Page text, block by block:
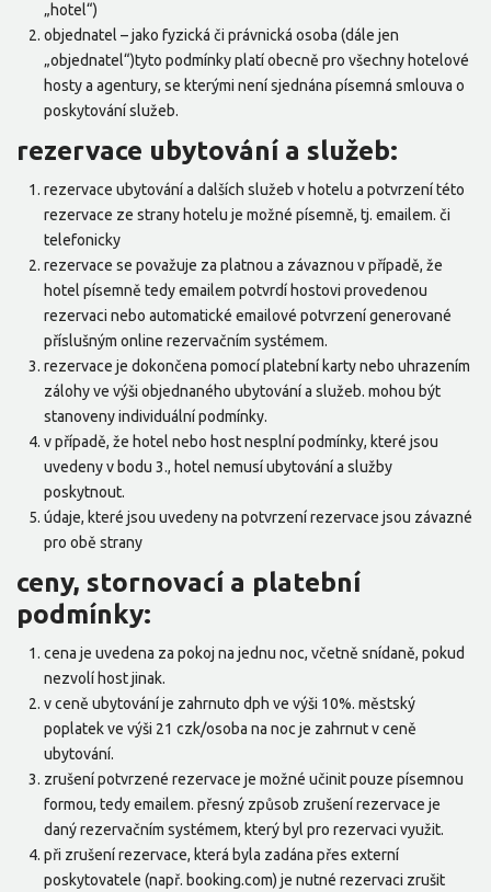
„hotel“)
objednatel – jako fyzická či právnická osoba (dále jen
„objednatel“)tyto podmínky platí obecně pro všechny hotelové
hosty a agentury, se kterými není sjednána písemná smlouva o
poskytování služeb.
rezervace ubytování a služeb:
rezervace ubytování a dalších služeb v hotelu a potvrzení této
rezervace ze strany hotelu je možné písemně, tj. emailem. či
telefonicky
rezervace se považuje za platnou a závaznou v případě, že
hotel písemně tedy emailem potvrdí hostovi provedenou
rezervaci nebo automatické emailové potvrzení generované
příslušným online rezervačním systémem.
rezervace je dokončena pomocí platební karty nebo uhrazením
zálohy ve výši objednaného ubytování a služeb. mohou být
stanoveny individuální podmínky.
v případě, že hotel nebo host nesplní podmínky, které jsou
uvedeny v bodu 3., hotel nemusí ubytování a služby
poskytnout.
údaje, které jsou uvedeny na potvrzení rezervace jsou závazné
pro obě strany
ceny, stornovací a platební
podmínky:
cena je uvedena za pokoj na jednu noc, včetně snídaně, pokud
nezvolí host jinak.
v ceně ubytování je zahrnuto dph ve výši 10%. městský
poplatek ve výši 21 czk/osoba na noc je zahrnut v ceně
ubytování.
zrušení potvrzené rezervace je možné učinit pouze písemnou
formou, tedy emailem. přesný způsob zrušení rezervace je
daný rezervačním systémem, který byl pro rezervaci využit.
při zrušení rezervace, která byla zadána přes externí
poskytovatele (např. booking.com) je nutné rezervaci zrušit